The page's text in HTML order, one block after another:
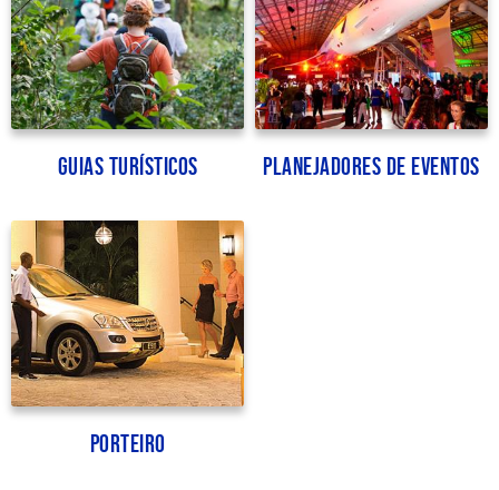
Guias turísticos Planejadores de Eventos
Porteiro